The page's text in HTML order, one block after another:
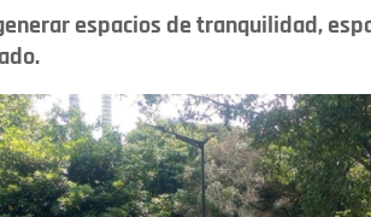
espacios de tranquilidad,